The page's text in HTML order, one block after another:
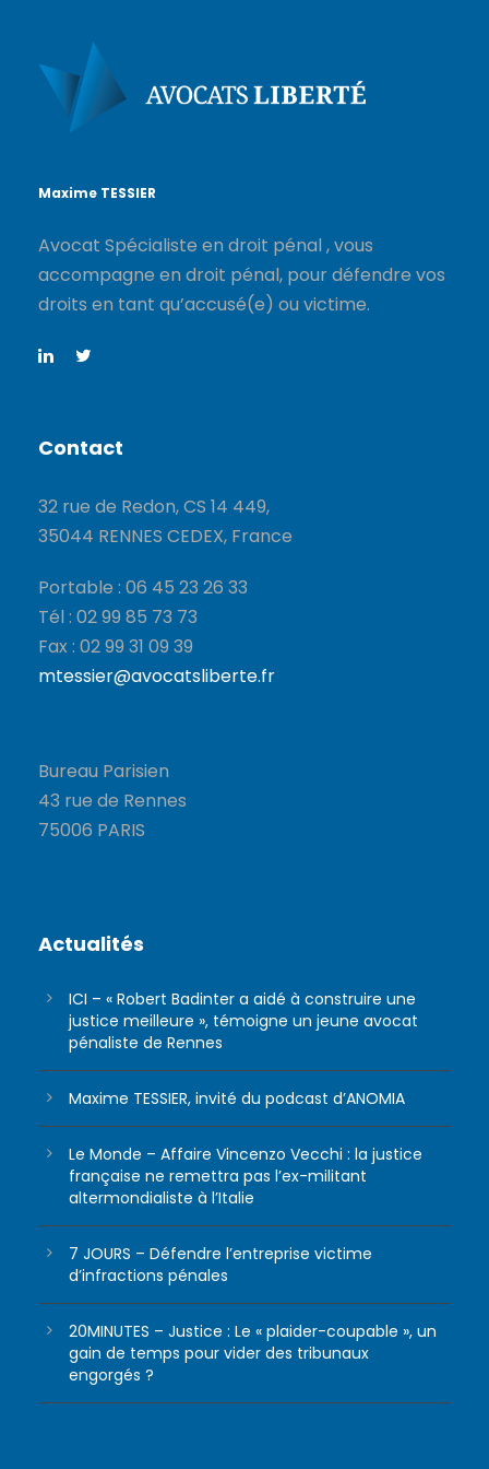
Maxime TESSIER
Avocat Spécialiste en droit pénal , vous
accompagne en droit pénal, pour défendre vos
droits en tant qu’accusé(e) ou victime.
Contact
32 rue de Redon, CS 14 449,
35044 RENNES CEDEX, France
Portable : 06 45 23 26 33
Tél : 02 99 85 73 73
Fax : 02 99 31 09 39
mtessier@avocatsliberte.fr
Bureau Parisien
43 rue de Rennes
75006 PARIS
Actualités
ICI – « Robert Badinter a aidé à construire une
justice meilleure », témoigne un jeune avocat
pénaliste de Rennes
Maxime TESSIER, invité du podcast d’ANOMIA
Le Monde – Affaire Vincenzo Vecchi : la justice
française ne remettra pas l’ex-militant
altermondialiste à l’Italie
7 JOURS – Défendre l’entreprise victime
d’infractions pénales
20MINUTES – Justice : Le « plaider-coupable », un
gain de temps pour vider des tribunaux
engorgés ?